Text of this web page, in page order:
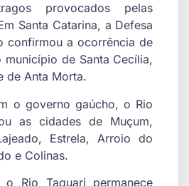
provocados pelas
Santa Catarina, a Defesa
confirmou a ocorrência de
município de Santa Cecília,
de Anta Morta.
o governo gaúcho, o Rio
as cidades de Muçum,
Estrela, Arroio do
e Colinas.
o Rio Taquari permanece